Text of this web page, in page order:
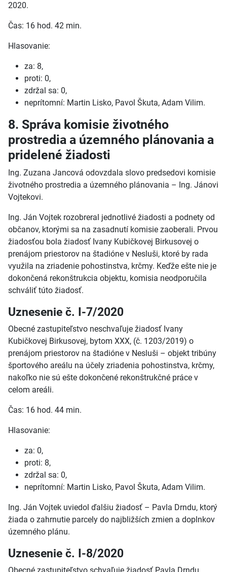
2020.
Čas: 16 hod. 42 min.
Hlasovanie:
za: 8,
proti: 0,
zdržal sa: 0,
neprítomní: Martin Lisko, Pavol Škuta, Adam Vilim.
8. Správa komisie životného
prostredia a územného plánovania a
pridelené žiadosti
Ing. Zuzana Jancová odovzdala slovo predsedovi komisie
životného prostredia a územného plánovania – Ing. Jánovi
Vojtekovi.
Ing. Ján Vojtek rozobreral jednotlivé žiadosti a podnety od
občanov, ktorými sa na zasadnutí komisie zaoberali. Prvou
žiadosťou bola žiadosť Ivany Kubičkovej Birkusovej o
prenájom priestorov na štadióne v Nesluši, ktoré by rada
využila na zriadenie pohostinstva, krčmy. Keďže ešte nie je
dokončená rekonštrukcia objektu, komisia neodporučila
schváliť túto žiadosť.
Uznesenie č. I-7/2020
Obecné zastupiteľstvo neschvaľuje žiadosť Ivany
Kubičkovej Birkusovej, bytom XXX, (č. 1203/2019) o
prenájom priestorov na štadióne v Nesluši – objekt tribúny
športového areálu na účely zriadenia pohostinstva, krčmy,
nakoľko nie sú ešte dokončené rekonštrukčné práce v
celom areáli.
Čas: 16 hod. 44 min.
Hlasovanie:
za: 0,
proti: 8,
zdržal sa: 0,
neprítomní: Martin Lisko, Pavol Škuta, Adam Vilim.
Ing. Ján Vojtek uviedol ďalšiu žiadosť – Pavla Drndu, ktorý
žiada o zahrnutie parcely do najbližších zmien a doplnkov
územného plánu.
Uznesenie č. I-8/2020